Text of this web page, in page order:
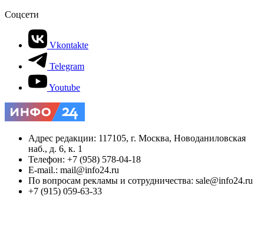
Соцсети
Vkontakte
Telegram
Youtube
Адрес редакции: 117105, г. Москва, Новоданиловская
наб., д. 6, к. 1
Телефон: +7 (958) 578-04-18
E-mail.: mail@info24.ru
По вопросам рекламы и сотрудничества: sale@info24.ru
+7 (915) 059-63-33